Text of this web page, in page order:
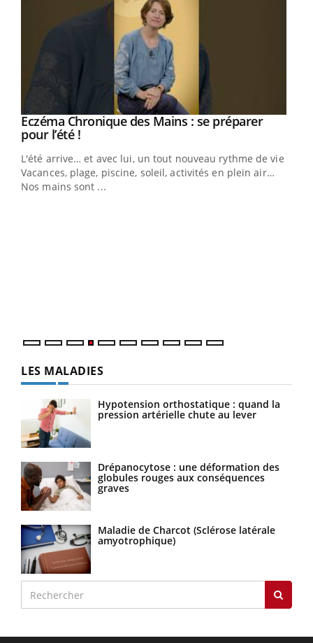
Youtube
Eczéma Chronique des Mains : se préparer
pour l’été !Youtube
L'été arrive… et avec lui, un tout nouveau rythme de vie !
Vacances, plage, piscine, soleil, activités en plein air…
Nos mains sont ...
LES MALADIES
Hypotension orthostatique : quand la
pression artérielle chute au lever
Drépanocytose : une déformation des
globules rouges aux conséquences
graves
Maladie de Charcot (Sclérose latérale
amyotrophique)